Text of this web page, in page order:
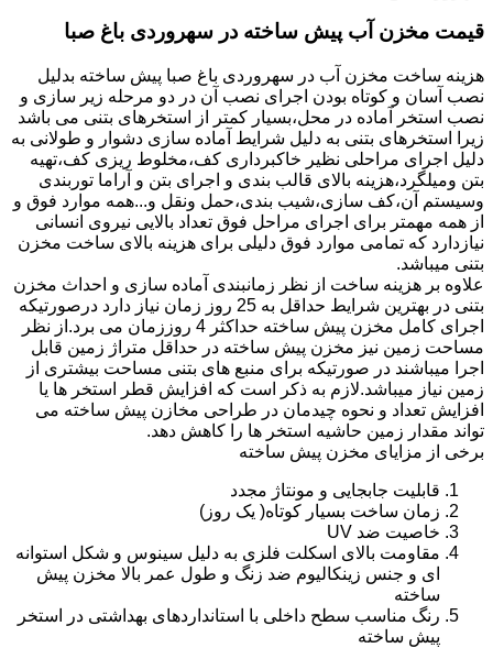
قیمت مخزن آب پیش ساخته در سهروردی باغ صبا
هزینه ساخت مخزن آب در سهروردی باغ صبا پیش ساخته بدلیل
نصب آسان و کوتاه بودن اجرای نصب آن در دو مرحله زیر سازی و
نصب استخر آماده در محل،بسیار کمتر از استخرهای بتنی می باشد
زیرا استخرهای بتنی به دلیل شرایط آماده سازی دشوار و طولانی به
دلیل اجرای مراحلی نظیر خاکبرداری کف،مخلوط ریزی کف،تهیه
بتن ومیلگرد،هزینه بالای قالب بندی و اجرای بتن و آراما توربندی
وسیستم آن،کف سازی،شیب بندی،حمل ونقل و...همه موارد فوق و
از همه مهمتر برای اجرای مراحل فوق تعداد بالایی نیروی انسانی
نیازدارد که تمامی موارد فوق دلیلی برای هزینه بالای ساخت مخزن
بتنی میباشد.
علاوه بر هزینه ساخت از نظر زمانبندی آماده سازی و احداث مخزن
بتنی در بهترین شرایط حداقل به 25 روز زمان نیاز دارد درصورتیکه
اجرای کامل مخزن پیش ساخته حداکثر 4 روززمان می برد.از نظر
مساحت زمین نیز مخزن پیش ساخته در حداقل متراژ زمین قابل
اجرا میباشند در صورتیکه برای منبع های بتنی مساحت بیشتری از
زمین نیاز میباشد.لازم به ذکر است که افزایش قطر استخر ها یا
افزایش تعداد و نحوه چیدمان در طراحی مخازن پیش ساخته می
تواند مقدار زمین حاشیه استخر ها را کاهش دهد.
برخی از مزایای مخزن پیش ساخته
قابلیت جابجایی و مونتاژ مجدد
زمان ساخت بسیار کوتاه( یک روز)
خاصیت ضد UV
مقاومت بالای اسکلت فلزی به دلیل سینوس و شکل استوانه
ای و جنس زینکالیوم ضد زنگ و طول عمر بالا مخزن پیش
ساخته
رنگ مناسب سطح داخلی با استانداردهای بهداشتی در استخر
پیش ساخته